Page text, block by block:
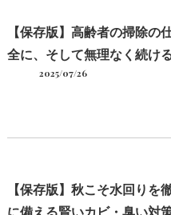
【保存版】高齢者の掃除
全に、そして無理なく続け
2025/07/26
【保存版】秋こそ水回り
に備える賢いカビ・臭い対